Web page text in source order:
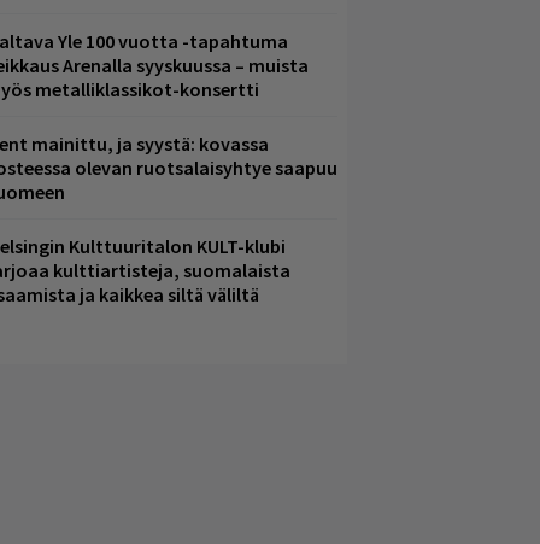
Yle 100 vuotta -tapahtuma
Arenalla syyskuussa – muista
metalliklassikot-konsertti
mainittu, ja syystä: kovassa
olevan ruotsalaisyhtye saapuu
Kulttuuritalon KULT-klubi
kulttiartisteja, suomalaista
ja kaikkea siltä väliltä